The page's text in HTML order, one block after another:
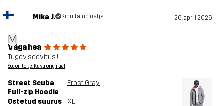
M
Mika J. Kinnitatud ostja 26. aprill 2026
Väga hea
Tugev soovitus!!
See on tõlge. Kuva originaal
Street Scuba
Full-zip Hoodie
Frost Gray
Ostetud suurus XL